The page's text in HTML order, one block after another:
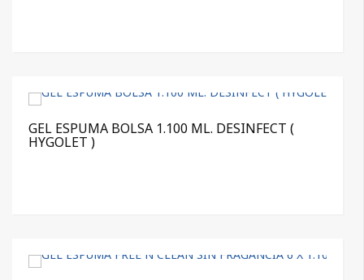
GEL ESPUMA BOLSA 1.100 ML. DESINFECT (
HYGOLET )